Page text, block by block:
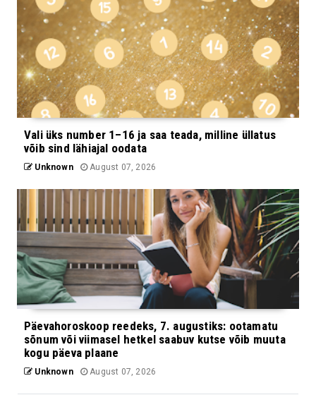
Vali üks number 1–16 ja saa teada, milline üllatus
võib sind lähiajal oodata
Unknown August 07, 2026
Päevahoroskoop reedeks, 7. augustiks: ootamatu
sõnum või viimasel hetkel saabuv kutse võib muuta
kogu päeva plaane
Unknown August 07, 2026